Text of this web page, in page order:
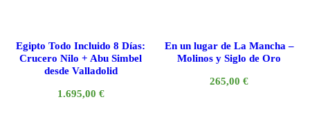
Egipto Todo Incluido 8 Días:
Crucero Nilo + Abu Simbel
desde Valladolid
1.695,00 €
En un lugar de La Mancha –
Molinos y Siglo de Oro
265,00€